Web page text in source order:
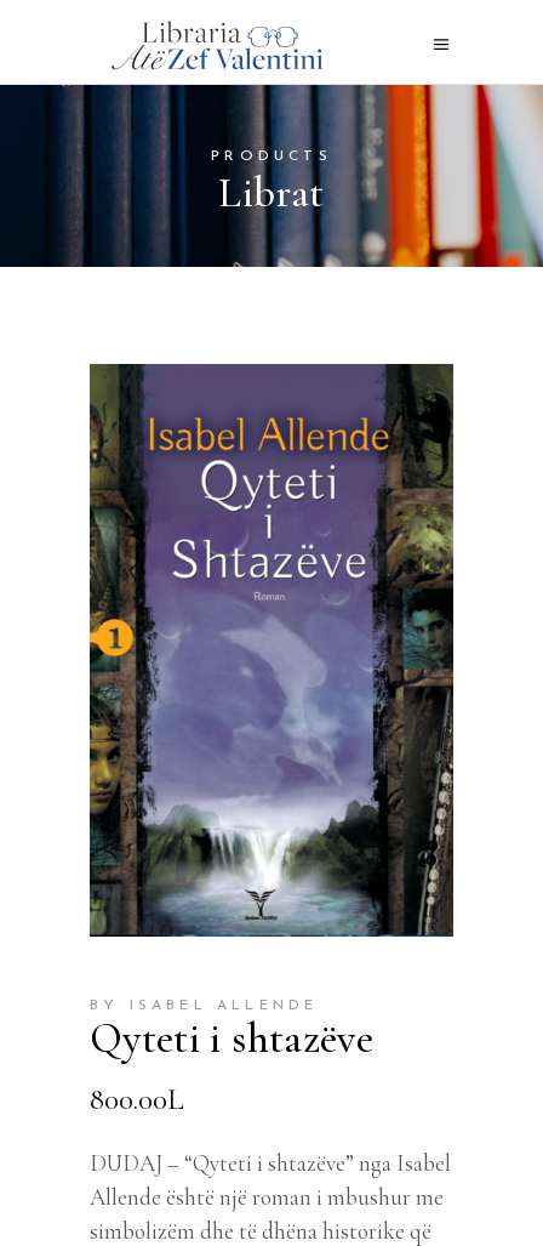
PRODUCTS
Librat
BY ISABEL ALLENDE
Qyteti i shtazëve
800.00L
DUDAJ – “Qyteti i shtazëve” nga Isabel
Allende është një roman i mbushur me
simbolizëm dhe të dhëna historike që